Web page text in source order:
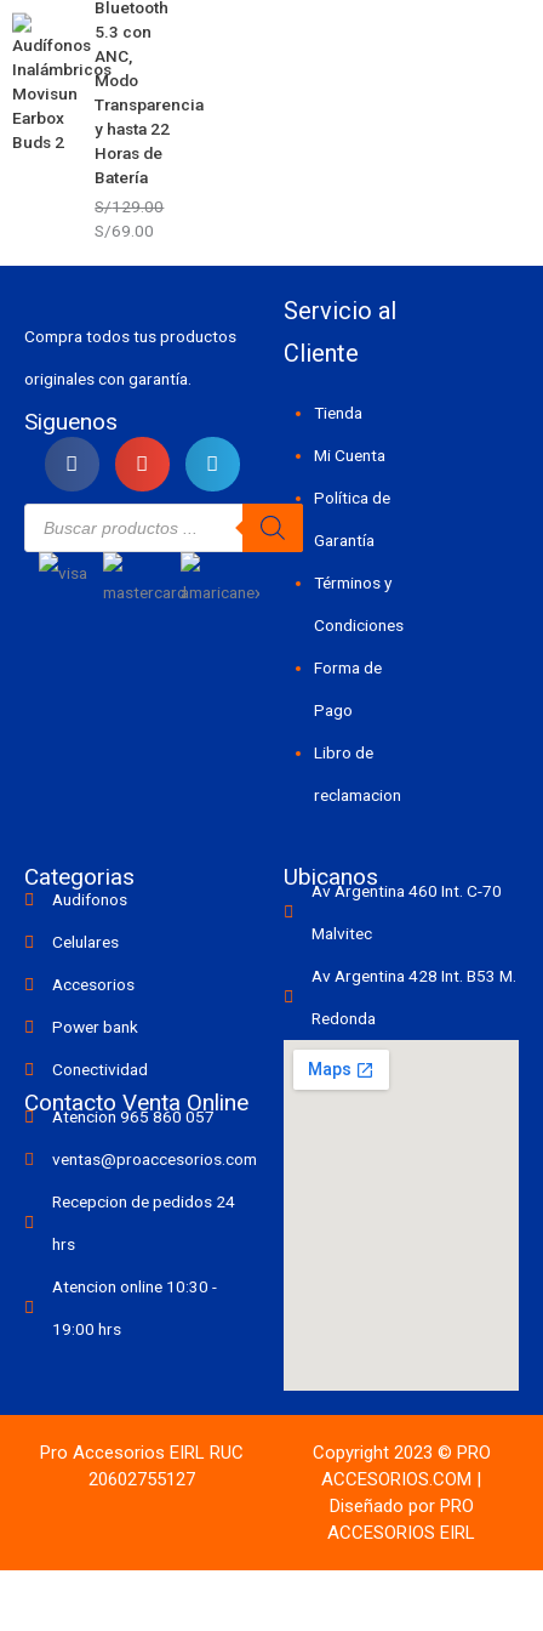
Bluetooth
5.3 con
ANC,
Modo
Transparencia
y hasta 22
Horas de
Batería
S/129.00
S/69.00
Compra todos tus productos
originales con garantía.
Siguenos
Búsqueda
productos
Servicio al
Cliente
Tienda
Mi Cuenta
Política de
Garantía
Términos y
Condiciones
Forma de
Pago
Libro de
reclamacion
Categorias
Audifonos
Celulares
Accesorios
Power bank
Conectividad
Contacto Venta Online
Atencion 965 860 057
ventas@proaccesorios.com
Recepcion de pedidos 24
hrs
Atencion online 10:30 -
19:00 hrs
Ubicanos
Av Argentina 460 Int. C-70
Malvitec
Av Argentina 428 Int. B53 M.
Redonda
Pro Accesorios EIRL RUC
20602755127
Copyright 2023 © PRO
ACCESORIOS.COM |
Diseñado por PRO
ACCESORIOS EIRL